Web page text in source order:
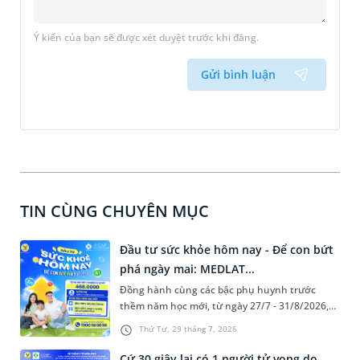
Ý kiến của bạn sẽ được xét duyệt trước khi đăng.
Gửi bình luận
TIN CÙNG CHUYÊN MỤC
Thứ Tư, 29 tháng 7, 2026
Đầu tư sức khỏe hôm nay - Để con bứt
phá ngày mai: MEDLAT...
Đồng hành cùng các bậc phụ huynh trước
thềm năm học mới, từ ngày 27/7 - 31/8/2026,
Hệ thống Y tế MEDLATEC triển khai chương
trình "Đầu tư sức khỏe hôm nay - Để con bứt
phá ngày mai" với ưu đãi 10 - 16% cho các bộ